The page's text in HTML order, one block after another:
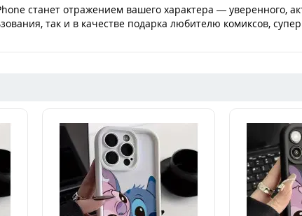
станет отражением вашего характера — уверенного,
так и в качестве подарка любителю комиксов,